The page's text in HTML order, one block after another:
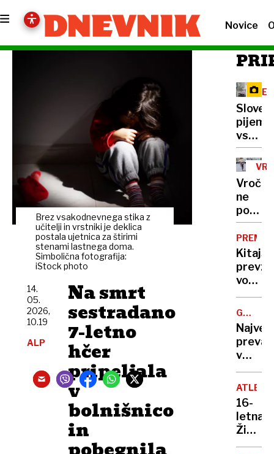
Novice
Brez vsakodnevnega stika z
učitelji in vrstniki je deklica
postala ujetnica za štirimi
stenami lastnega doma.
Simbolična fotografija:
iStock photo
Na smrt
sestradano
7-letno
hčer
pripeljala
v
bolnišnico
in
14.
05.
2026,
10.19
ALP
pijemo
vse
manj
mleka,
pa
se
nekoč
izdelki
ne
do
konca
tedna
tudi
do
dežja
ni na
vidiku
PREMIK
vodilno
vlogo
tudi
pri
zdravil:
»Leta
2030
bodo
moji
Kitajci,
GREGOR
v
ljudem
državo,
ki
sploh
ni
16-
letna
Živa
Remic